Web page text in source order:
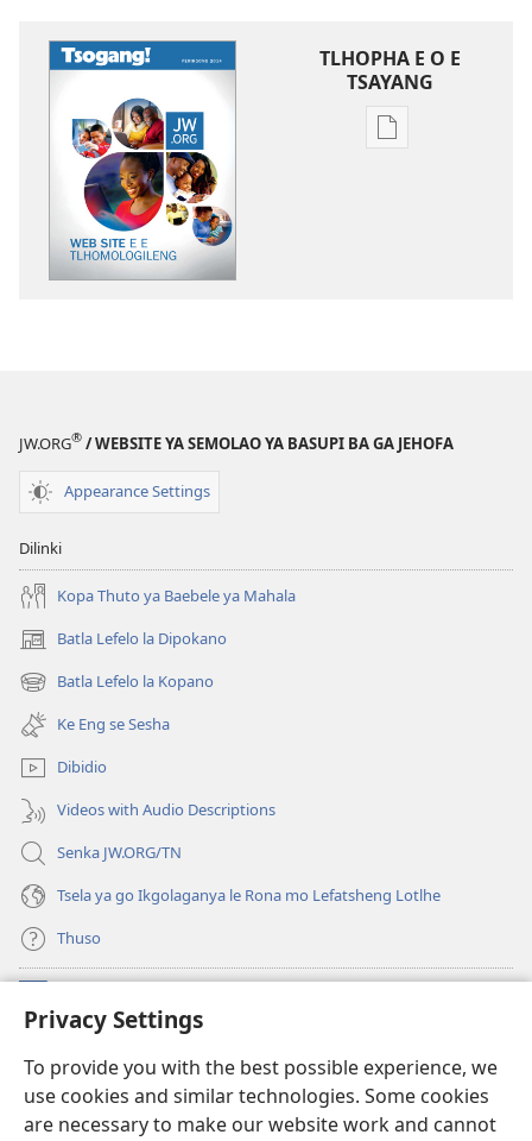
Privacy Settings
To provide you with the best possible experience, we
use cookies and similar technologies. Some cookies
are necessary to make our website work and cannot
TLHOPHA E O E
TSAYANG
Ditsela
e
JW.ORG® / WEBSITE YA SEMOLAO YA BASUPI BA GA JEHOFA
Appearance Settings
Dilinki
Kopa Thuto ya Baebele ya Mahala
Batla Lefelo la Dipokano
(e
bula
tsebe
nngwe)
Batla Lefelo la Kopano
(e
bula
tsebe
e
nngwe)
Ke Eng se Sesha
Dibidio
Videos with Audio Descriptions
Senka JW.ORG/TN
Tsela ya go Ikgolaganya le Rona mo Lefatsheng Lotlhe
Thuso
(e
bula
nngwe)
LAEBORARI YA MO INTERNET
(e
bula
tsebe JW Hub
(e